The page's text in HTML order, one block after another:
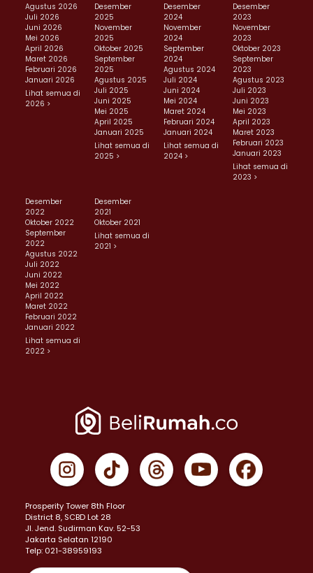
Agustus 2026
Juli 2026
Juni 2026
Mei 2026
April 2026
Maret 2026
Februari 2026
Januari 2026
Lihat semua di
2026 >
Desember
2025
November
2025
Oktober 2025
September
2025
Agustus 2025
Juli 2025
Juni 2025
Mei 2025
April 2025
Januari 2025
Lihat semua di
2025 >
Desember
2024
November
2024
September
2024
Agustus 2024
Juli 2024
Juni 2024
Mei 2024
Maret 2024
Februari 2024
Januari 2024
Lihat semua di
2024 >
Desember
2023
November
2023
Oktober 2023
September
2023
Agustus 2023
Juli 2023
Juni 2023
Mei 2023
April 2023
Maret 2023
Februari 2023
Januari 2023
Lihat semua di
2023 >
Desember
2022
Oktober 2022
September
2022
Agustus 2022
Juli 2022
Juni 2022
Mei 2022
April 2022
Maret 2022
Februari 2022
Januari 2022
Lihat semua di
2022 >
Desember
2021
Oktober 2021
Lihat semua di
2021 >
Prosperity Tower 8th Floor
District 8, SCBD Lot 28
JI. Jend. Sudirman Kav. 52-53
Jakarta Selatan 12190
Telp: 021-38959193